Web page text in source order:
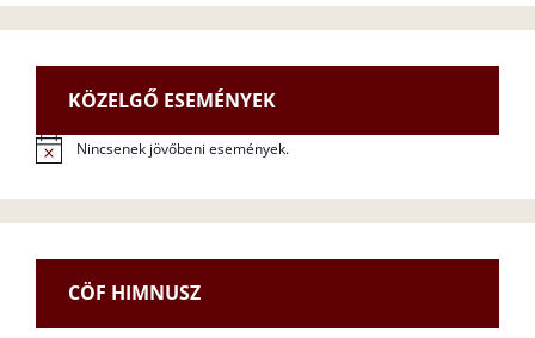
KÖZELGŐ ESEMÉNYEK
N
t
Nincsenek jövőbeni események.
CÖF HIMNUSZ